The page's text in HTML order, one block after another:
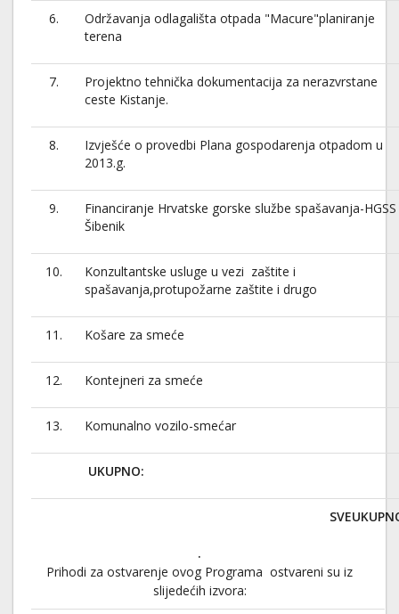
6.
Održavanja odlagališta otpada "Macure"planiranje
terena
7.
Projektno tehnička dokumentacija za nerazvrstane
ceste Kistanje.
8.
Izvješće o provedbi Plana gospodarenja otpadom u
2013.g.
9.
Financiranje Hrvatske gorske službe spašavanja-HGSS
Šibenik
10.
Konzultantske usluge u vezi zaštite i
spašavanja,protupožarne zaštite i drugo
11. Košare za smeće
12. Kontejneri za smeće
13. Komunalno vozilo-smećar
.
Prihodi za ostvarenje ovog Programa ostvareni su iz
slijedećih izvora: